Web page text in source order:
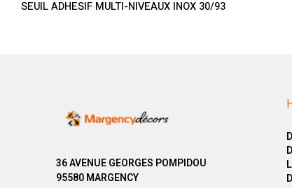
SEUIL ADHESIF MULTI-NIVEAUX INOX 30/93
36 AVENUE GEORGES POMPIDOU
95580 MARGENCY